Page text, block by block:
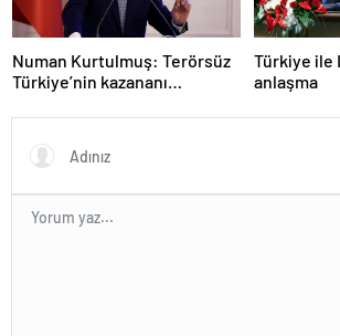
Numan Kurtulmuş: Terörsüz
Türkiye’nin kazananı
Türkiye ile
anlaşma